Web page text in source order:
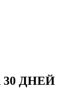
ДНЕЙ